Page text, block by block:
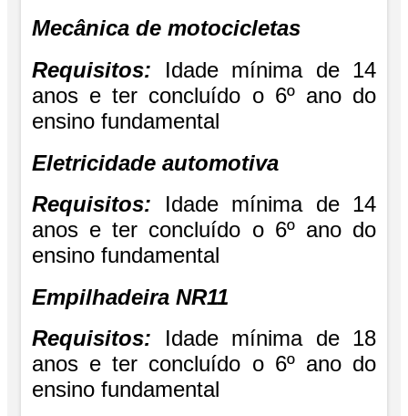
Mecânica de motocicletas
Requisitos: Idade mínima de 14
anos e ter concluído o 6º ano do
ensino fundamental
Eletricidade automotiva
Requisitos:
Idade mínima de 14
anos e ter concluído o 6º ano do
ensino fundamental
Empilhadeira NR11
Requisitos: Idade mínima de 18
anos e ter concluído o 6º ano do
ensino fundamental